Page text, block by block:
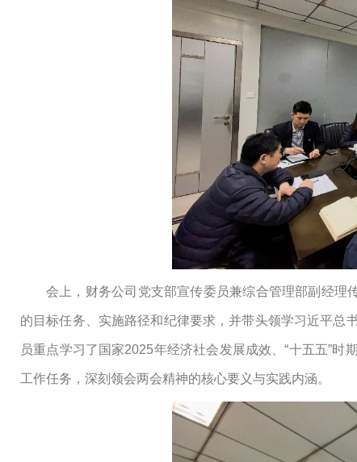
会上，财务公司党支部宣传委员兼综合管理部副经理
的目标任务、实施路径和纪律要求，并带头领学习近平总
员重点学习了国家2025年经济社会发展成效、“十五五”时
工作任务，深刻领会两会精神的核心要义与实践内涵。